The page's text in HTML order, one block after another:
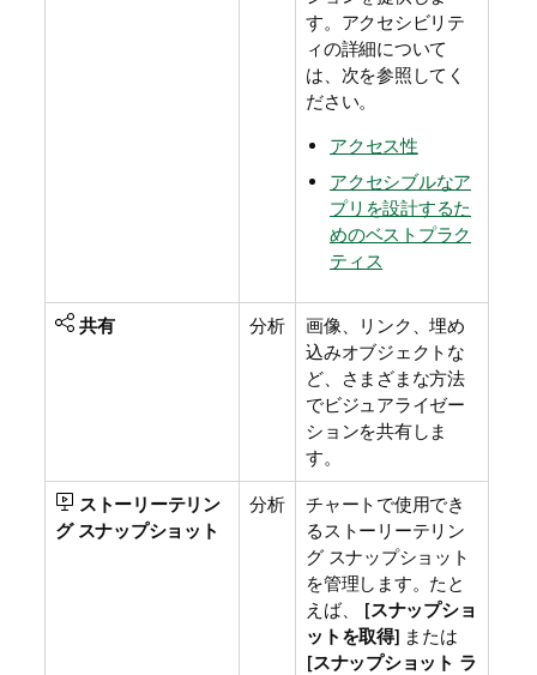
す。 アクセシビリテ
ィの詳細について
は、次を参照してく
ださい。
アクセス性
アクセシブルなア
プリを設計するた
めのベストプラク
ティス
共有 分析
画像、リンク、埋め
込みオブジェクトな
ど、さまざまな方法
でビジュアライゼー
ションを共有しま
す。
ストーリーテリン
グ スナップショット
分析
チャートで使用でき
るストーリーテリン
グ スナップショット
を管理します。たと
えば、 [スナップショ
ットを取得] または
[スナップショット ラ